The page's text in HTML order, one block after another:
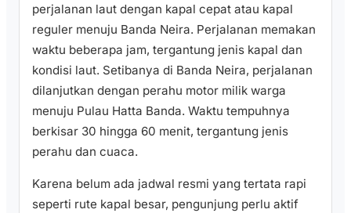
perjalanan laut dengan kapal cepat atau kapal
reguler menuju Banda Neira. Perjalanan memakan
waktu beberapa jam, tergantung jenis kapal dan
kondisi laut. Setibanya di Banda Neira, perjalanan
dilanjutkan dengan perahu motor milik warga
menuju Pulau Hatta Banda. Waktu tempuhnya
berkisar 30 hingga 60 menit, tergantung jenis
perahu dan cuaca.
Karena belum ada jadwal resmi yang tertata rapi
seperti rute kapal besar, pengunjung perlu aktif